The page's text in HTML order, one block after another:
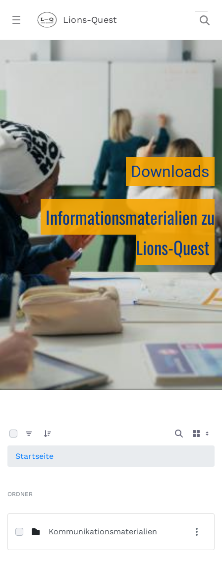
Lions-Quest
Downloads
Informationsmaterialien zu
Lions-Quest
0 von 13 Elemente ausgewählt
Startseite
ORDNER
Kommunikationsmaterialien